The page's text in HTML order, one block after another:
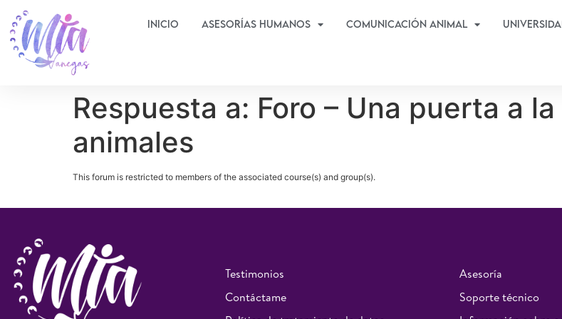
Inicio Asesorías Humanos Comunicación Animal
Respuesta a: Foro – Una puerta a
animales
This forum is restricted to members of the associated course(s) and group(s).
Testimonios
Contáctame
Asesoría
Soporte técnico